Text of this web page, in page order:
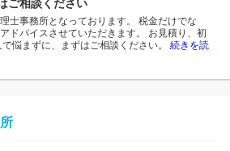
ご相談ください
士事務所となっております。 税金だけでな
ドバイスさせていただきます。 お見積り、初
悩まずに、まずはご相談ください。 続きを読